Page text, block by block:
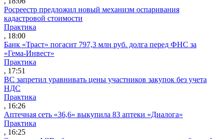
Росреестр предложил новый механизм оспаривания
кадастровой стоимости
Практика
, 18:00
Банк «Траст» погасит 797,3 млн руб. долга перед ФНС за
«Гема-Инвест»
Практика
, 17:51
ВС запретил уравнивать цены участников закупок без учета
НДС
Практика
, 16:26
Аптечная сеть «36,6» выкупила 83 аптеки «Диалога»
Практика
, 16:25